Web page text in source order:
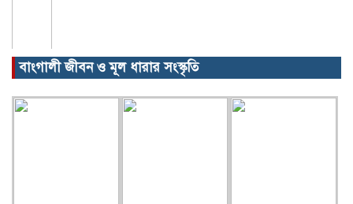
বাংগালী জীবন ও মূল ধারার সংস্কৃতি